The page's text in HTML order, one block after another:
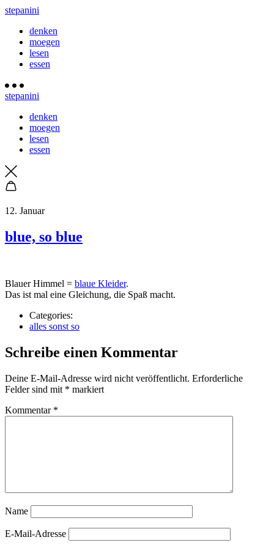
stepanini
denken
moegen
lesen
essen
stepanini
denken
moegen
lesen
essen
12. Januar
blue, so blue
Blauer Himmel = blaue Kleider.
Das ist mal eine Gleichung, die Spaß macht.
Categories:
alles sonst so
Schreibe einen Kommentar
Deine E-Mail-Adresse wird nicht veröffentlicht. Erforderliche
Felder sind mit * markiert
Kommentar *
Name
E-Mail-Adresse